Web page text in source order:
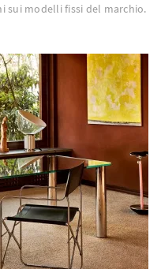
sui modelli fissi del marchio.